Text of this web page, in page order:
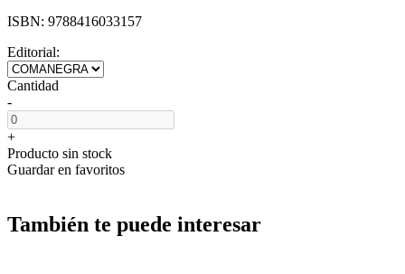
ISBN: 9788416033157
Editorial:
Cantidad
-
+
Producto sin stock
Guardar en favoritos
También te puede interesar